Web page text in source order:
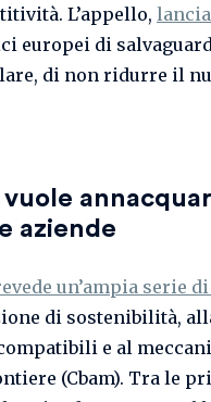
L’appello,
europei di
di non ridurre il
aziende
un’ampia serie
di sostenibilità,
e al
(Cbam). Tra le